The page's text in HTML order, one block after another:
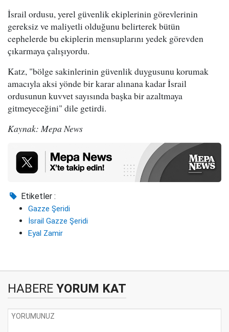
İsrail ordusu, yerel güvenlik ekiplerinin görevlerinin
gereksiz ve maliyetli olduğunu belirterek bütün
cephelerde bu ekiplerin mensuplarını yedek görevden
çıkarmaya çalışıyordu.
Katz, "bölge sakinlerinin güvenlik duygusunu korumak
amacıyla aksi yönde bir karar alınana kadar İsrail
ordusunun kuvvet sayısında başka bir azaltmaya
gitmeyeceğini" dile getirdi.
Kaynak: Mepa News
Etiketler :
Gazze Şeridi
İsrail Gazze Şeridi
Eyal Zamir
HABERE YORUM KAT